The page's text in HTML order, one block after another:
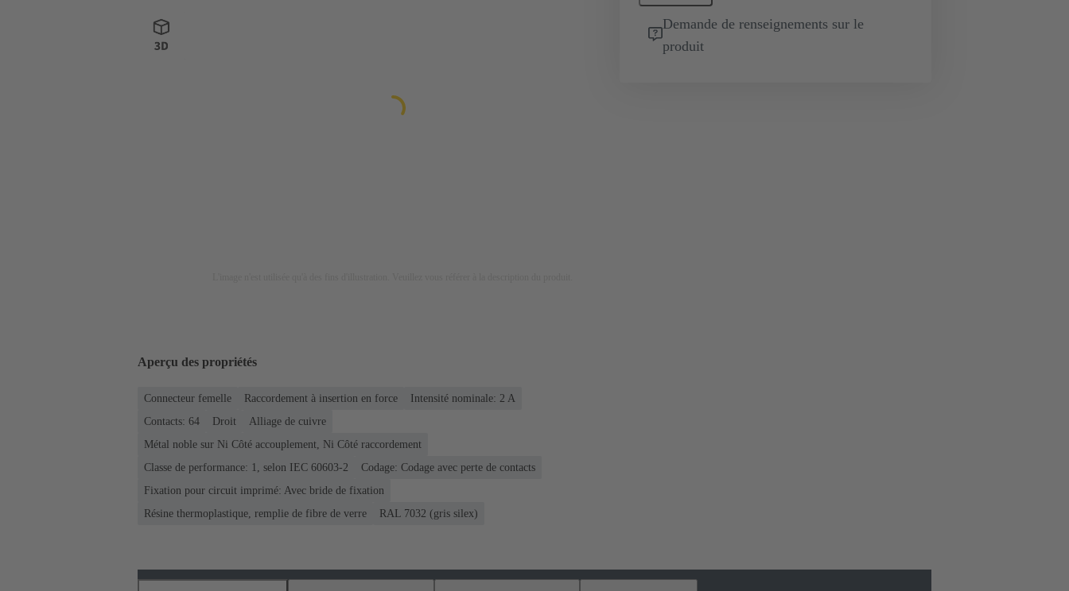
Demande de renseignements sur le
produit
Aperçu des propriétés
Connecteur femelle Raccordement à insertion en force
Intensité nominale: ‌2 A
Contacts: 64
Droit
Alliage de cuivre
Métal noble sur Ni Côté accouplement, Ni Côté raccordement
Classe de performance: 1, selon IEC 60603-2
Codage: Codage avec perte de contacts
Fixation pour circuit imprimé: Avec bride de fixation
Résine thermoplastique, remplie de fibre de verre
RAL 7032 (gris silex)